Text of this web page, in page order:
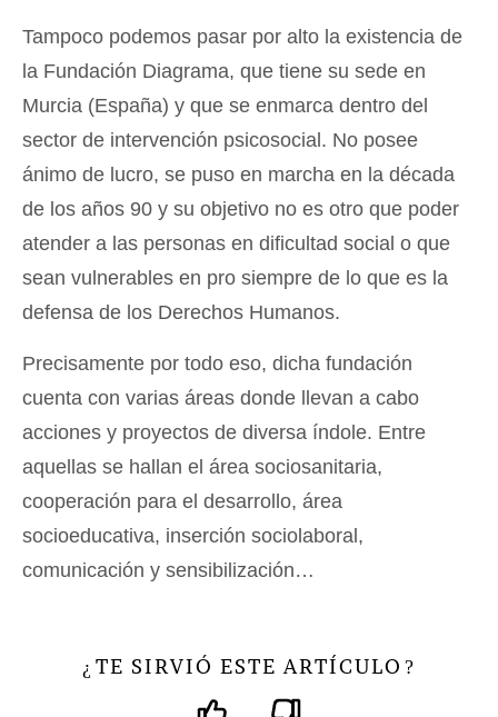
Tampoco podemos pasar por alto la existencia de
la Fundación Diagrama, que tiene su sede en
Murcia (España) y que se enmarca dentro del
sector de intervención psicosocial. No posee
ánimo de lucro, se puso en marcha en la década
de los años 90 y su objetivo no es otro que poder
atender a las personas en dificultad social o que
sean vulnerables en pro siempre de lo que es la
defensa de los Derechos Humanos.
Precisamente por todo eso, dicha fundación
cuenta con varias áreas donde llevan a cabo
acciones y proyectos de diversa índole. Entre
aquellas se hallan el área sociosanitaria,
cooperación para el desarrollo, área
socioeducativa, inserción sociolaboral,
comunicación y sensibilización…
¿ TE SIRVIÓ ESTE ARTÍCULO ?